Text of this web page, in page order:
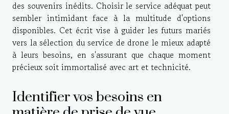
des souvenirs inédits. Choisir le service adéquat peut
sembler intimidant face à la multitude d'options
disponibles. Cet écrit vise à guider les futurs mariés
vers la sélection du service de drone le mieux adapté
à leurs besoins, en s'assurant que chaque moment
précieux soit immortalisé avec art et technicité.
Identifier vos besoins en